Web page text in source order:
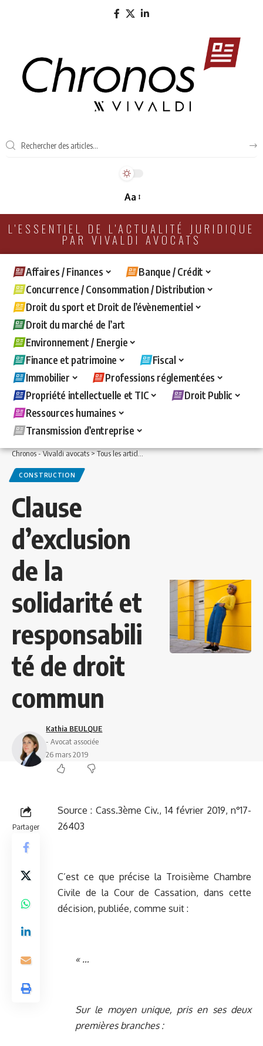
Aa
L'ESSENTIEL DE L'ACTUALITÉ JURIDIQUE
PAR VIVALDI AVOCATS
Affaires / Finances
Banque / Crédit
Concurrence / Consommation / Distribution
Droit du sport et Droit de l’évènementiel
Droit du marché de l’art
Environnement / Energie
Finance et patrimoine
Fiscal
Immobilier
Professions réglementées
Propriété intellectuelle et TIC
Droit Public
Ressources humaines
Transmission d’entreprise
Chronos - Vivaldi avocats>Tous les articles >Immobilier>Construction>Clause
CONSTRUCTION
Clause
d’exclusion
de la
solidarité et
responsabili
té de droit
commun
Kathia BEULQUE
- Avocat associée
26 mars 2019
Partager
Source : Cass.3ème Civ., 14 février 2019, n°17-
26403
C’est ce que précise la Troisième Chambre
Civile de la Cour de Cassation, dans cette
décision, publiée, comme suit :
« …
Sur le moyen unique, pris en ses deux
premières branches :